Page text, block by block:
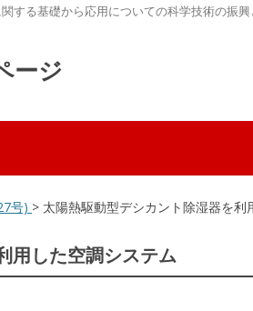
する基礎から応用についての科学技術の振
ージ
号) > 太陽熱駆動型デシカント除湿器を利
用した空調システム